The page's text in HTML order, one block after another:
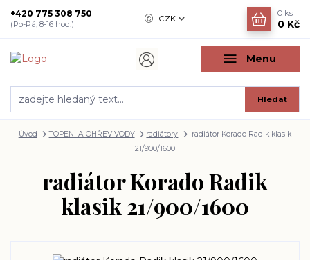
Menu
CZK
Hledat
+420 775 308 750
(Po-Pá, 8-16 hod.)
0 ks
0 Kč
Úvod TOPENÍ A OHŘEV VODY radiátory
radiátor Korado Radik klasik
21/900/1600
radiátor Korado Radik
klasik 21/900/1600